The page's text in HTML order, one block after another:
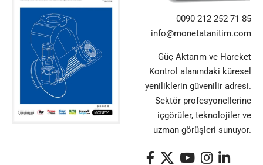
0090 212 252 71 85
info@monetatanitim.com
Güç Aktarım ve Hareket
Kontrol alanındaki küresel
yeniliklerin güvenilir adresi.
Sektör profesyonellerine
içgörüler, teknolojiler ve
uzman görüşleri sunuyor.